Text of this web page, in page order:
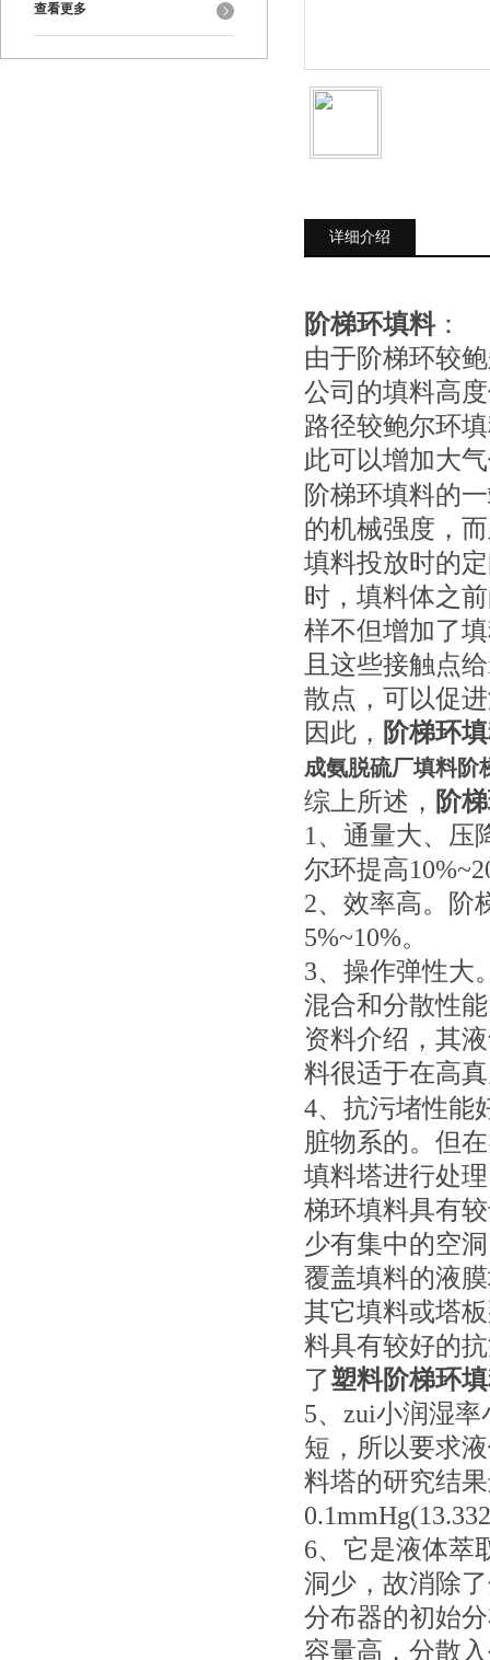
查看更多
详细介绍
阶梯环填料：
由于阶梯环较
公司的填料高
路径较鲍尔环
此可以增加大
阶梯环填料的
的机械强度，
填料投放时的
时，填料体之
样不但增加了
且这些接触点
散点，可以促
因此， 阶梯环
成氨脱硫厂填料阶
综上所述， 阶
1、 通量大、压
尔环提高
2、 效率高。阶
5%~10%。
3、操作弹性大
混合和分散性
资料介绍，其
料很适于在高
4、 抗污堵性能
脏物系的。但
填料塔进行处
梯环填料具有
少有集中的空
覆盖填料的液
其它填料或塔
料具有较好的
了塑料阶梯环
5、 zui小润湿
短，所以要求
料塔的研究结
6、 它是液体萃
洞少，故消除
分布器的初始
容量高，分散